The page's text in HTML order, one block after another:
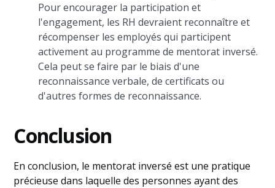
Pour encourager la participation et
l'engagement, les RH devraient reconnaître et
récompenser les employés qui participent
activement au programme de mentorat inversé.
Cela peut se faire par le biais d'une
reconnaissance verbale, de certificats ou
d'autres formes de reconnaissance.
Conclusion
En conclusion, le mentorat inversé est une pratique
précieuse dans laquelle des personnes ayant des